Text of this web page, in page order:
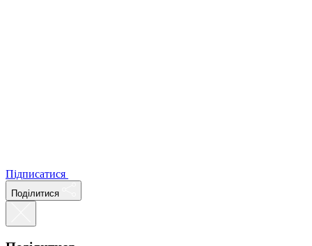
Підписатися
Поділитися